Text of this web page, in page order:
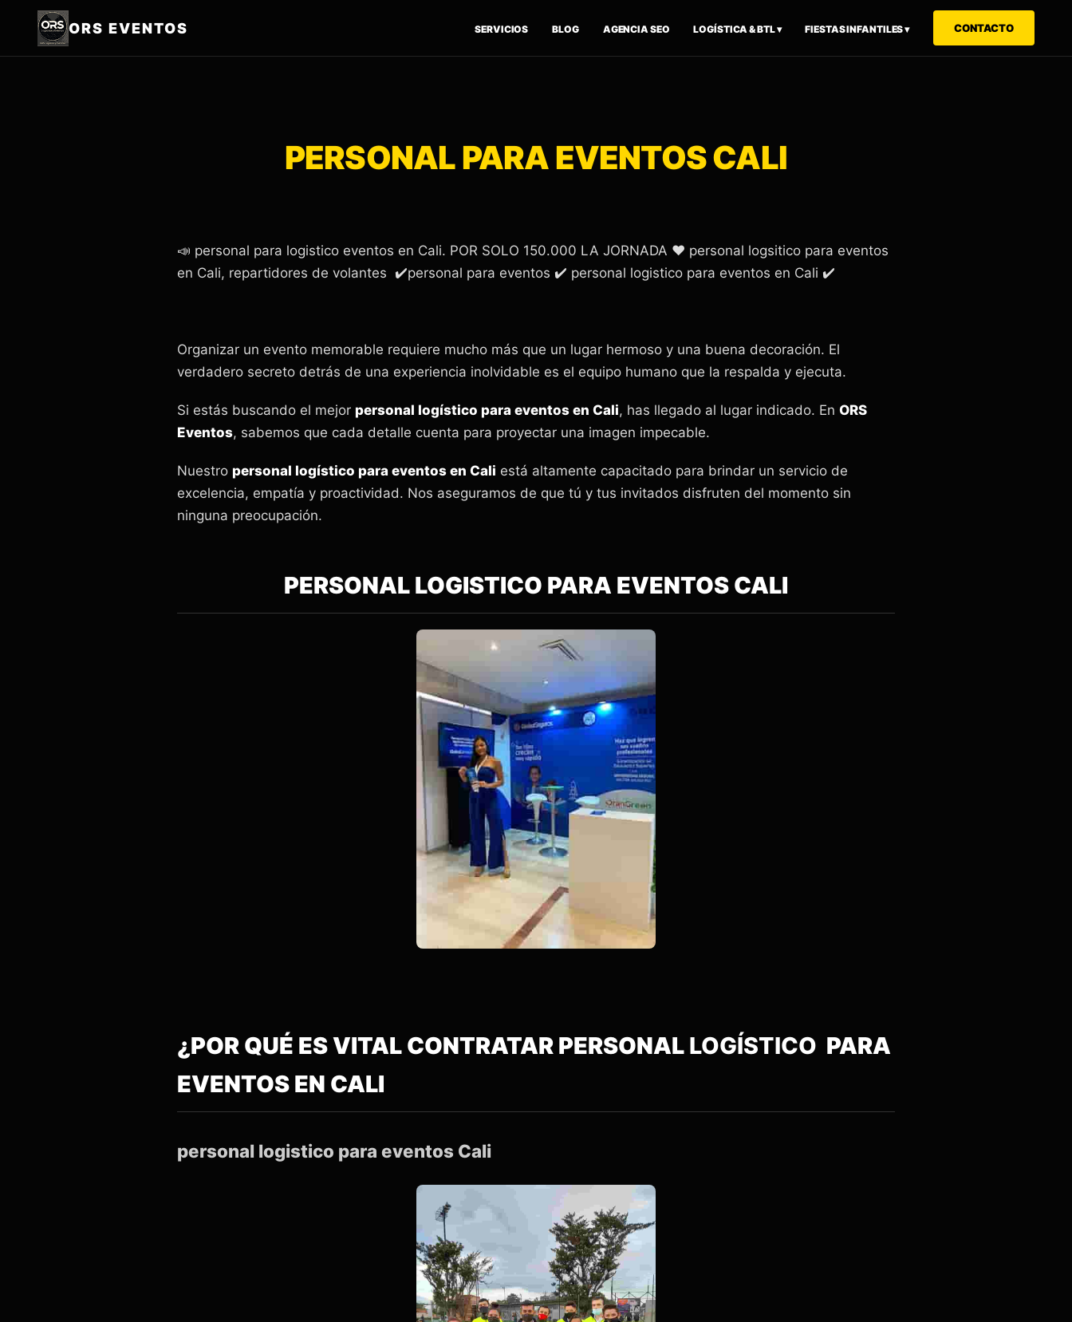
ORS EVENTOS SERVICIOS BLOG AGENCIA SEO LOGÍSTICA & BTL ▾ FIESTAS INFANTILES ▾ CONTACTO
PERSONAL PARA EVENTOS CALI
📣 personal para logistico eventos en Cali. POR SOLO 150.000 LA JORNADA ❤️ personal logsitico para eventos
en Cali, repartidores de volantes ✔️personal para eventos ✔️ personal logistico para eventos en Cali ✔️
Organizar un evento memorable requiere mucho más que un lugar hermoso y una buena decoración. El
verdadero secreto detrás de una experiencia inolvidable es el equipo humano que la respalda y ejecuta.
Si estás buscando el mejor personal logístico para eventos en Cali, has llegado al lugar indicado. En ORS
Eventos, sabemos que cada detalle cuenta para proyectar una imagen impecable.
Nuestro personal logístico para eventos en Cali está altamente capacitado para brindar un servicio de
excelencia, empatía y proactividad. Nos aseguramos de que tú y tus invitados disfruten del momento sin
ninguna preocupación.
PERSONAL LOGISTICO PARA EVENTOS CALI
¿POR QUÉ ES VITAL CONTRATAR PERSONAL LOGÍSTICO PARA
EVENTOS EN CALI
personal logistico para eventos Cali